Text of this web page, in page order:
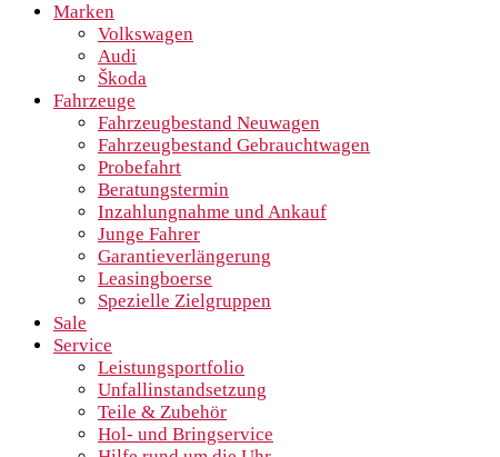
Marken
Volkswagen
Audi
Škoda
Fahrzeuge
Fahrzeugbestand Neuwagen
Fahrzeugbestand Gebrauchtwagen
Probefahrt
Beratungstermin
Inzahlungnahme und Ankauf
Junge Fahrer
Garantieverlängerung
Leasingboerse
Spezielle Zielgruppen
Sale
Service
Leistungsportfolio
Unfallinstandsetzung
Teile & Zubehör
Hol- und Bringservice